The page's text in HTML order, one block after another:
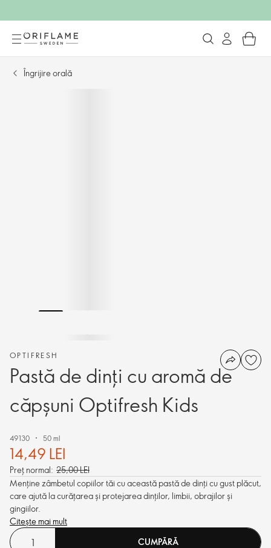
Îngrijire orală
OPTIFRESH
Pastă de dinți cu aromă de
căpșuni Optifresh Kids
49130 50 ml
14,49 LEI
Preț normal: 25,00 LEI
Menține zâmbetul copiilor tăi cu această pastă de dinți cu gust plăcut,
care ajută la curățarea și protejarea dinților, limbii, obrajilor și
gingiilor.
Citește mai mult
CUMPĂRĂ